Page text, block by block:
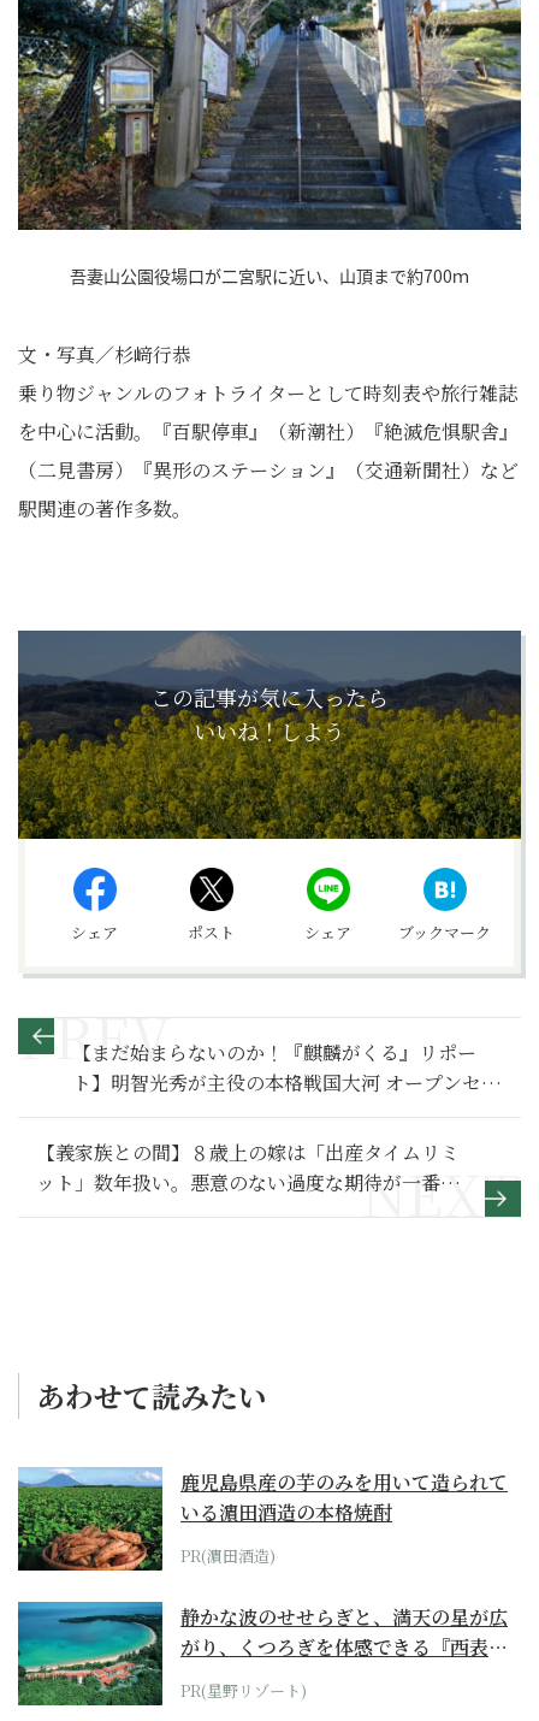
吾妻山公園役場口が二宮駅に近い、山頂まで約700ｍ
文・写真／杉﨑行恭
乗り物ジャンルのフォトライターとして時刻表や旅行雑誌
を中心に活動。『百駅停車』（新潮社）『絶滅危惧駅舎』
（二見書房）『異形のステーション』（交通新聞社）など
駅関連の著作多数。
この記事が気に入ったら
いいね！しよう
シェア ポスト シェア ブックマーク
【まだ始まらないのか！『麒麟がくる』リポー
ト】明智光秀が主役の本格戦国大河 オープンセッ
トに持ち込まれた岩の総量が半端ない
【義家族との間】８歳上の嫁は「出産タイムリミ
ット」数年扱い。悪意のない過度な期待が一番辛
い～その１～
あわせて読みたい
鹿児島県産の芋のみを用いて造られて
いる濵田酒造の本格焼酎
PR(濵田酒造)
静かな波のせせらぎと、満天の星が広
がり、くつろぎを体感できる『西表島
ホテル by...
PR(星野リゾート)